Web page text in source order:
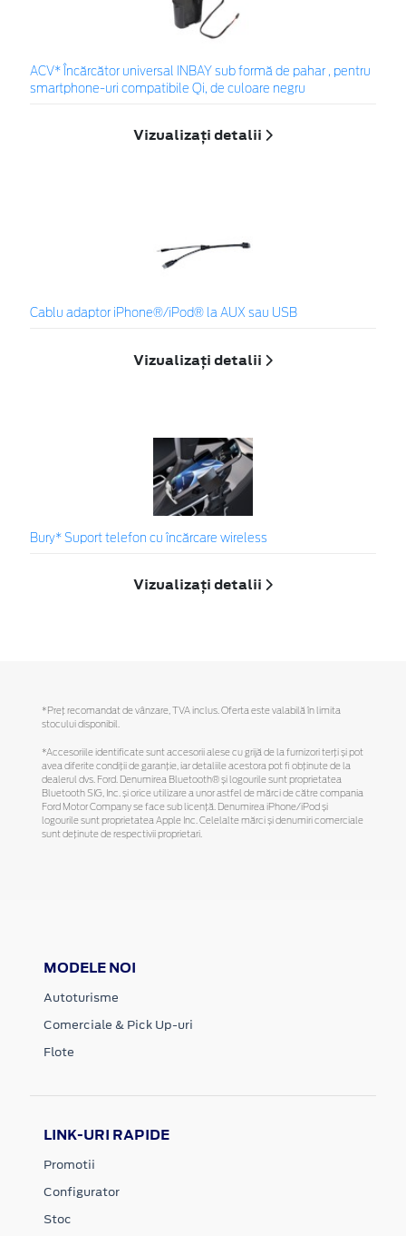
ACV* Încărcător universal INBAY sub formă de pahar , pentru
smartphone-uri compatibile Qi, de culoare negru
Vizualizați detalii
Cablu adaptor iPhone®/iPod® la AUX sau USB
Vizualizați detalii
Bury* Suport telefon cu încărcare wireless
Vizualizați detalii
*Preţ recomandat de vânzare, TVA inclus. Oferta este valabilă în limita
stocului disponibil.
*Accesoriile identificate sunt accesorii alese cu grijă de la furnizori terți și pot
avea diferite condiții de garanție, iar detaliile acestora pot fi obținute de la
dealerul dvs. Ford. Denumirea Bluetooth® și logourile sunt proprietatea
Bluetooth SIG, Inc. și orice utilizare a unor astfel de mărci de către compania
Ford Motor Company se face sub licență. Denumirea iPhone/iPod și
logourile sunt proprietatea Apple Inc. Celelalte mărci și denumiri comerciale
sunt deținute de respectivii proprietari.
MODELE NOI
Autoturisme
Comerciale & Pick Up-uri
Flote
LINK-URI RAPIDE
Promotii
Configurator
Stoc